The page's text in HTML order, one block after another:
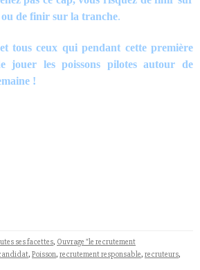
ou de finir sur la tranche.
tous ceux qui pendant cette première
jouer les poissons pilotes autour de
!
ses facettes, Ouvrage "le recrutement
, Poisson, recrutement responsable, recruteurs,